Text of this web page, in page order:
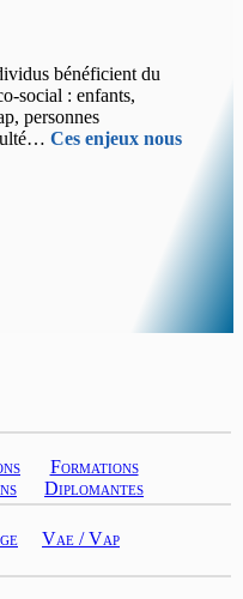
bénéficient du
social : enfants,
personnes
Ces enjeux nous
Formations
Diplomantes
Vae / Vap